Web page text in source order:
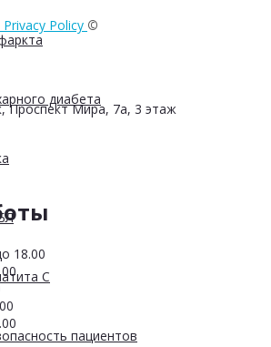
диабета
С
пациентов
Privacy Policy ©
Проспект Мира, 7а, 3 этаж
18.00